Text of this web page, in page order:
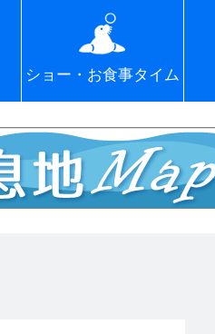
ショー・お食事タイム